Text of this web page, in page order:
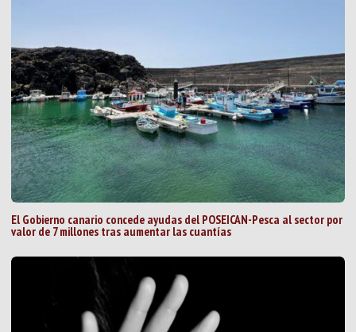
El Gobierno canario concede ayudas del POSEICAN-Pesca al sector por
valor de 7 millones tras aumentar las cuantías